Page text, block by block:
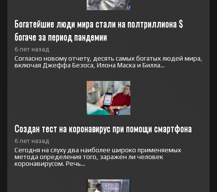
Богатейшие люди мира стали на полтриллиона $
богаче за период пандемии
6 лет назад
Согласно новому отчету, десять самых богатых людей мира,
включая Джеффа Безоса, Илона Маска и Билла...
Создан тест на коронавирус при помощи смартфона
6 лет назад
Сегодня на слуху два наиболее широко применяемых
метода определения того, заражен ли человек
коронавирусом. Речь...